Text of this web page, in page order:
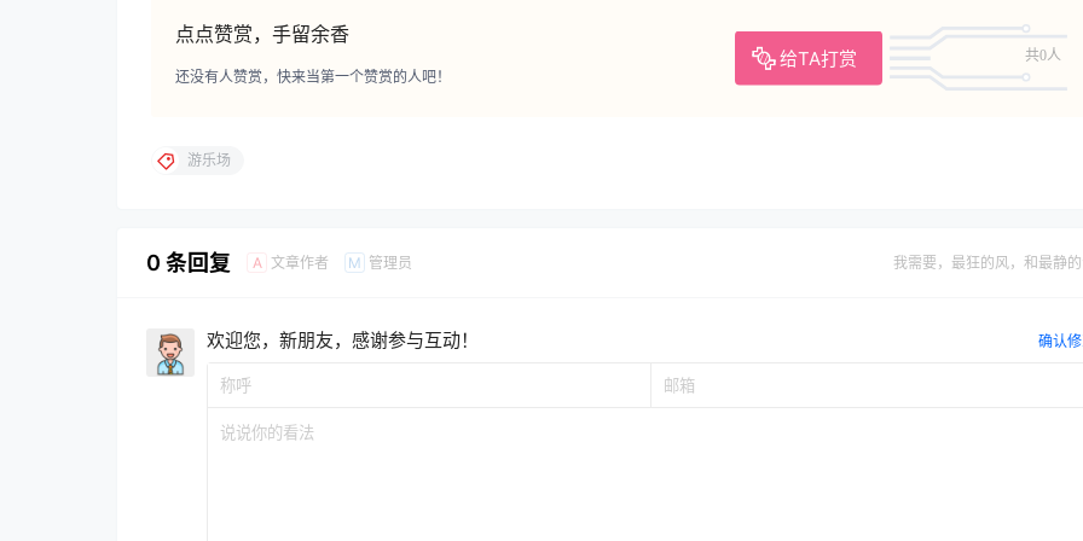
点点赞赏，手留余香
给TA打赏 共0人
还没有人赞赏，快来当第一个赞赏的人吧！
游乐场
0 条回复 A 文章作者 M 管理员 我需要，最狂的风，和最静
欢迎您，新朋友，感谢参与互动！ 确认